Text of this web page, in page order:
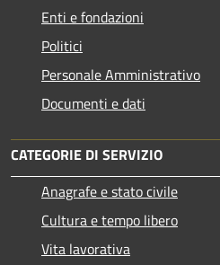
Enti e fondazioni
Politici
Personale Amministrativo
Documenti e dati
CATEGORIE DI SERVIZIO
Anagrafe e stato civile
Cultura e tempo libero
Vita lavorativa